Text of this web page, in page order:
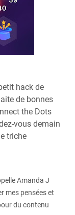
hack de
de bonnes
the Dots
vous demain
triche
Amanda J
mes pensées et
du contenu